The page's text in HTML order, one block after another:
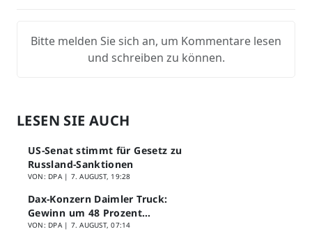
Bitte melden Sie sich an, um Kommentare lesen
und schreiben zu können.
LESEN SIE AUCH
US-Senat stimmt für Gesetz zu
Russland-Sanktionen
VON: DPA | 7. AUGUST, 19:28
Dax-Konzern Daimler Truck:
Gewinn um 48 Prozent
eingebrochen
VON: DPA | 7. AUGUST, 07:14